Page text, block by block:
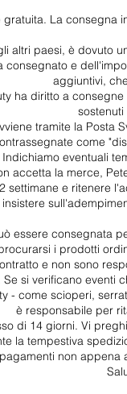
gratuita. La consegna
altri paesi, è dovuto
consegnato e
aggiuntivi,
ha diritto a
tramite la Posta
come
eventuali
accetta la merce,
settimane e ritenere
essere consegnata
i prodotti
e non sono
si verificano eventi
- come scioperi,
è responsabile per
di 14 giorni. Vi
la tempestiva
non